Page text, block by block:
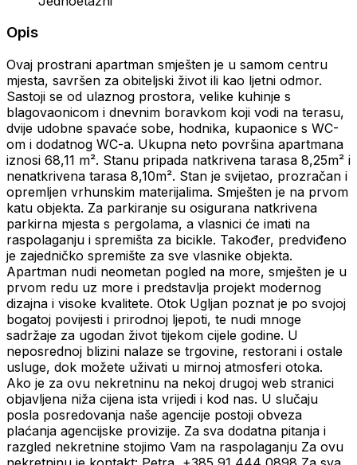
Opis
Ovaj prostrani apartman smješten je u samom centru
mjesta, savršen za obiteljski život ili kao ljetni odmor.
Sastoji se od ulaznog prostora, velike kuhinje s
blagovaonicom i dnevnim boravkom koji vodi na terasu,
dvije udobne spavaće sobe, hodnika, kupaonice s WC-
om i dodatnog WC-a. Ukupna neto površina apartmana
iznosi 68,11 m². Stanu pripada natkrivena tarasa 8,25m² i
nenatkrivena tarasa 8,10m². Stan je svijetao, prozračan i
opremljen vrhunskim materijalima. Smješten je na prvom
katu objekta. Za parkiranje su osigurana natkrivena
parkirna mjesta s pergolama, a vlasnici će imati na
raspolaganju i spremišta za bicikle. Također, predviđeno
je zajedničko spremište za sve vlasnike objekta.
Apartman nudi neometan pogled na more, smješten je u
prvom redu uz more i predstavlja projekt modernog
dizajna i visoke kvalitete. Otok Ugljan poznat je po svojoj
bogatoj povijesti i prirodnoj ljepoti, te nudi mnoge
sadržaje za ugodan život tijekom cijele godine. U
neposrednoj blizini nalaze se trgovine, restorani i ostale
usluge, dok možete uživati u mirnoj atmosferi otoka.
Ako je za ovu nekretninu na nekoj drugoj web stranici
objavljena niža cijena ista vrijedi i kod nas. U slučaju
posla posredovanja naše agencije postoji obveza
plaćanja agencijske provizije. Za sva dodatna pitanja i
razgled nekretnine stojimo Vam na raspolaganju Za ovu